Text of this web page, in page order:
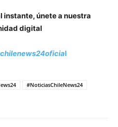
instante, únete a nuestra
digital
l
#NoticiasChileNews24